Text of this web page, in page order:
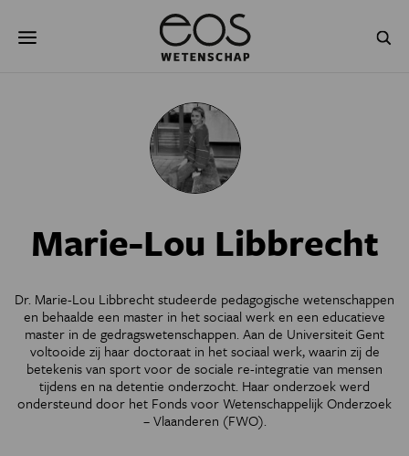
naar
NATUURWETENSCHAPPEN
PSYCHE & BREIN BLOGS
JONGE UITDAGERS
Marie-Lou Libbrecht
Dr. Marie-Lou Libbrecht studeerde pedagogische wetenschappen
en behaalde een master in het sociaal werk en een educatieve
master in de gedragswetenschappen. Aan de Universiteit Gent
voltooide zij haar doctoraat in het sociaal werk, waarin zij de
betekenis van sport voor de sociale re-integratie van mensen
tijdens en na detentie onderzocht. Haar onderzoek werd
ondersteund door het Fonds voor Wetenschappelijk Onderzoek
– Vlaanderen (FWO).